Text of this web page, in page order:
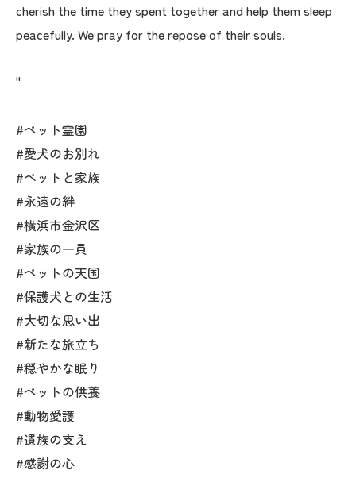
cherish the time they spent together and help them sleep
peacefully. We pray for the repose of their souls.
"
#ペット霊園
#愛犬のお別れ
#ペットと家族
#永遠の絆
#横浜市金沢区
#家族の一員
#ペットの天国
#保護犬との生活
#大切な思い出
#新たな旅立ち
#穏やかな眠り
#ペットの供養
#動物愛護
#遺族の支え
#感謝の心